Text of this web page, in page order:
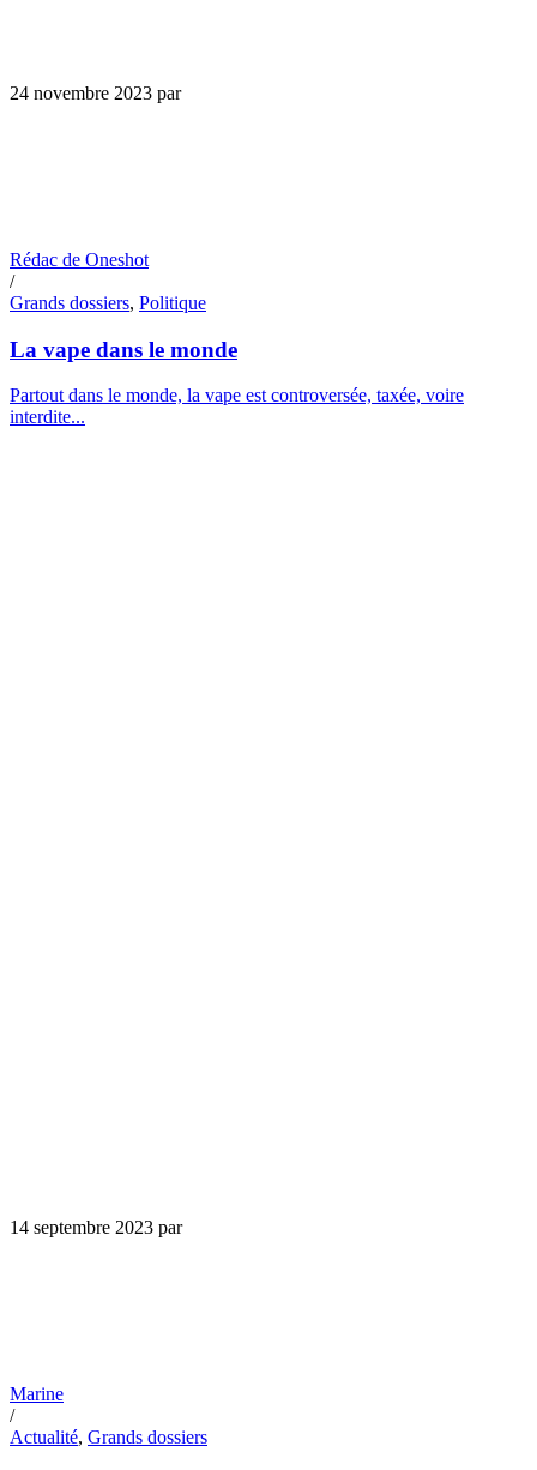
24 novembre 2023 par
Rédac de Oneshot
/
Grands dossiers, Politique
La vape dans le monde
Partout dans le monde, la vape est controversée, taxée, voire
interdite...
14 septembre 2023 par
Marine
/
Actualité, Grands dossiers